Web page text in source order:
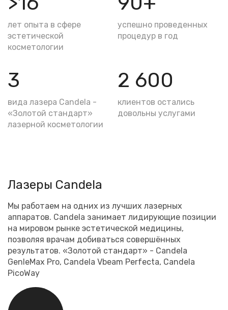
лет опыта в сфере
эстетической
косметологии
успешно проведенных
процедур в год
3
вида лазера Candela -
«Золотой стандарт»
лазерной косметологии
2 600
клиентов остались
довольны услугами
Лазеры Сandela
Мы работаем на одних из лучших лазерных
аппаратов. Сandela занимает лидирующие позиции
на мировом рынке эстетической медицины,
позволяя врачам добиваться совершённых
результатов. «Золотой стандарт» - Candela
GenleMax Pro, Candela Vbeam Perfecta, Candela
PicoWay